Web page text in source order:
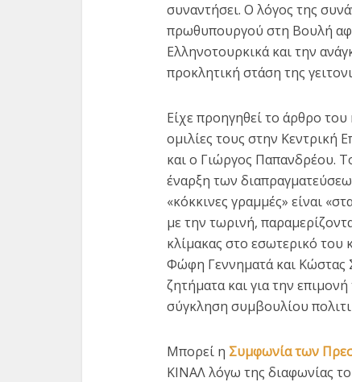
συναντήσει. Ο λόγος της
πρωθυπουργού στη Βουλή
Ελληνοτουρκικά και την
προκλητική στάση της
Είχε προηγηθεί το άρθρο του
ομιλίες τους στην Κεντρική
και ο Γιώργος Παπανδρέου.
έναρξη των
«κόκκινες γραμμές» είναι
με την τωρινή,
κλίμακας στο εσωτερικό του
Φώφη Γεννηματά και Κώστας
ζητήματα και για την
σύγκληση συμβουλίου
Μπορεί η Συμφωνία των
ΚΙΝΑΛ λόγω της διαφωνίας